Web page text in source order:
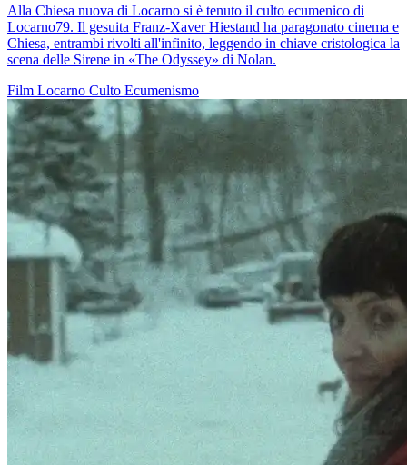
Alla Chiesa nuova di Locarno si è tenuto il culto ecumenico di
Locarno79. Il gesuita Franz-Xaver Hiestand ha paragonato cinema e
Chiesa, entrambi rivolti all'infinito, leggendo in chiave cristologica la
scena delle Sirene in «The Odyssey» di Nolan.
Film Locarno Culto Ecumenismo